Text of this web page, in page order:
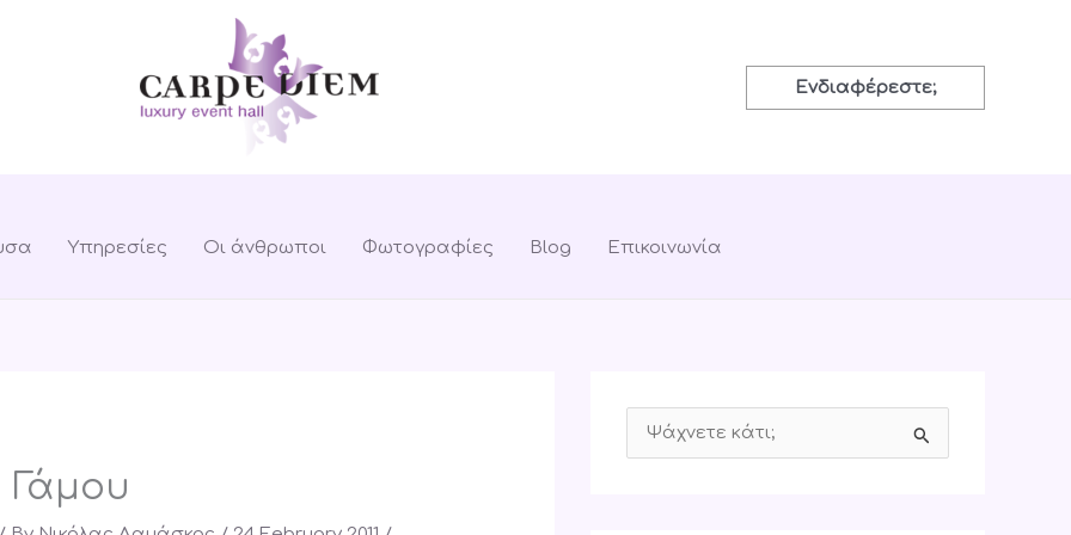
Ενδιαφέρεστε;
Υπηρεσίες Οι άνθρωποι Φωτογραφίες Blog Επικοινωνία
Γάμου